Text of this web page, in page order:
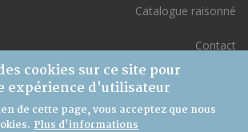
Catalogue raisonné
Contact
Mon compte
cookies sur ce site pour
expérience d'utilisateur
de cette page, vous acceptez que nous
Plus d'informations